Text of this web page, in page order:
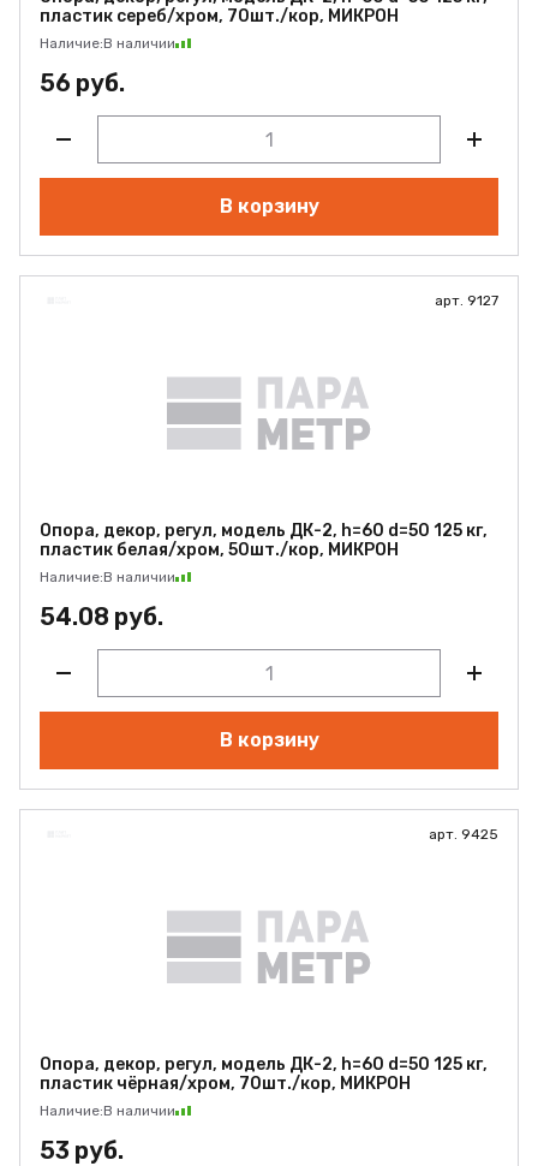
пластик сереб/хром, 70шт./кор, МИКРОН
Наличие:В наличии
56 руб.
В корзину
арт. 9127
Опора, декор, регул, модель ДК-2, h=60 d=50 125 кг,
пластик белая/хром, 50шт./кор, МИКРОН
Наличие:В наличии
54.08 руб.
В корзину
арт. 9425
Опора, декор, регул, модель ДК-2, h=60 d=50 125 кг,
пластик чёрная/хром, 70шт./кор, МИКРОН
Наличие:В наличии
53 руб.